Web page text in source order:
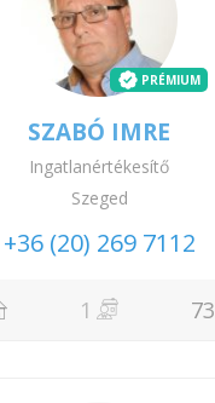
PRÉMIUM
SZABÓ IMRE
Ingatlanértékesítő
Szeged
+36 (20) 269 7112
1 73